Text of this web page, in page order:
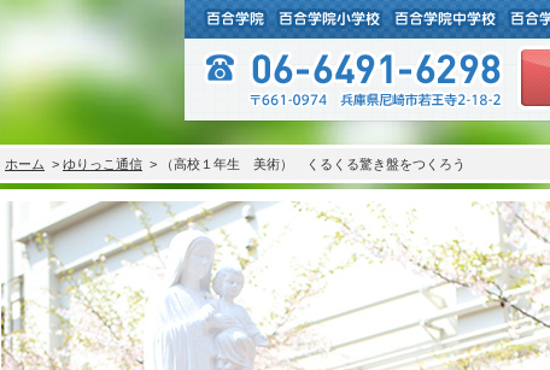
ホーム > ゆりっこ通信 > （高校１年生 美術） くるくる驚き盤をつくろう